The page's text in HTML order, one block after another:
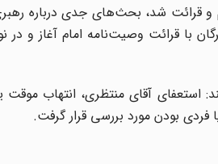
و قرائت شد، بحث‌های جدی درباره
با قرائت وصیت‌نامه امام آغاز و
آقای منتظری، انتهاب موقت
بودن مورد بررسی قرار گرفت.